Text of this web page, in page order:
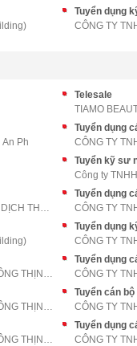
Tuyển dụng
Telesale
TIAMO
Ph
Tuyển dụng
Tuyển kỹ sư
Công ty
CTY CP TƯ VẤN XÂY DỰNG – THƯƠNG MẠI – DỊCH THUẬT P
Tuyển dụng
Tuyển dụng
CÔNG TY TNHH QUẢNG CÁO VÀ TRUYỀN THÔNG THỊNH AN PH
Tuyển dụng
CÔNG TY TNHH QUẢNG CÁO VÀ TRUYỀN THÔNG THỊNH AN PH
Tuyển cán
CÔNG TY TNHH QUẢNG CÁO VÀ TRUYỀN THÔNG THỊNH AN PH
Tuyển dụng